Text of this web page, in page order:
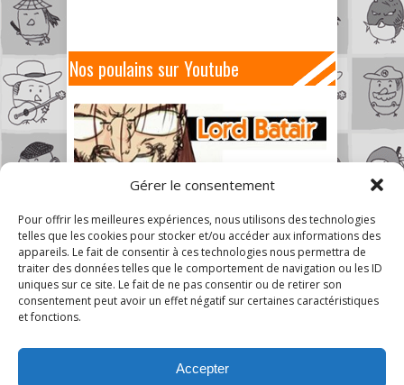
Gérer le consentement
Pour offrir les meilleures expériences, nous utilisons des technologies
telles que les cookies pour stocker et/ou accéder aux informations des
appareils. Le fait de consentir à ces technologies nous permettra de
traiter des données telles que le comportement de navigation ou les ID
uniques sur ce site. Le fait de ne pas consentir ou de retirer son
consentement peut avoir un effet négatif sur certaines caractéristiques
et fonctions.
Accepter
Nos poulains sur Youtube